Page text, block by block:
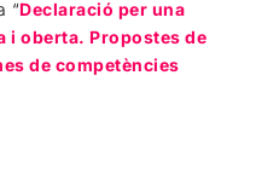
“Declaració per una
i oberta. Propostes de
de competències